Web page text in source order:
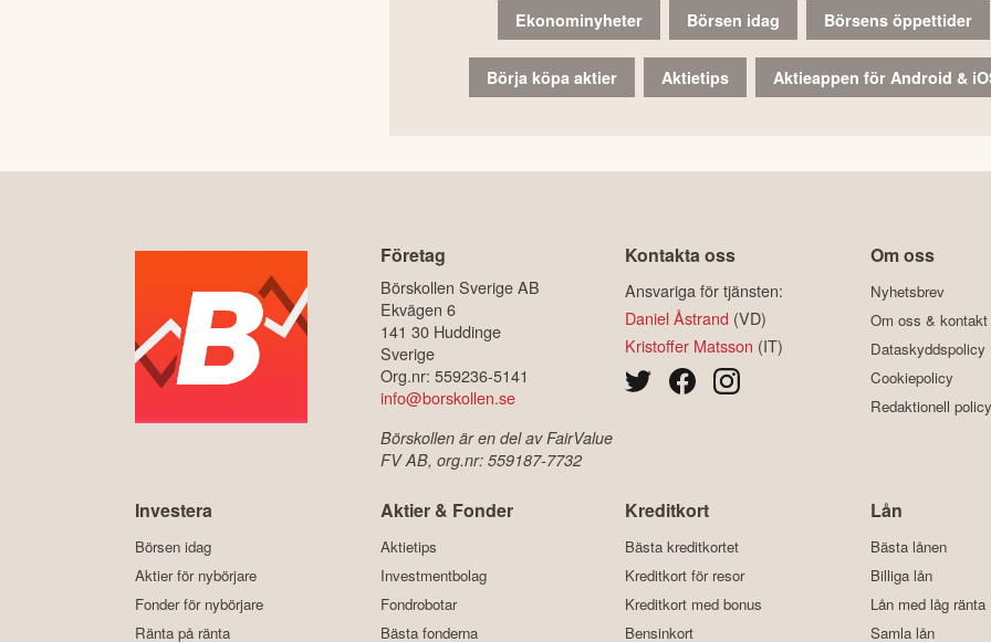
Ekonominyheter Börsen idag Börsens öppettider
Börja köpa aktier Aktietips Aktieappen för Android &
Företag
Börskollen Sverige AB
Ekvägen 6
141 30 Huddinge
Sverige
Org.nr: 559236-5141
info@borskollen.se
Börskollen är en del av FairValue
FV AB, org.nr: 559187-7732
Kontakta oss
Ansvariga för tjänsten:
Daniel Åstrand (VD)
Kristoffer Matsson (IT)
Om oss
Nyhetsbrev
Om oss & kontakt
Dataskyddspolicy
Cookiepolicy
Redaktionell policy
Investera
Börsen idag
Aktier för nybörjare
Fonder för nybörjare
Ränta på ränta
Aktier & Fonder
Aktietips
Investmentbolag
Fondrobotar
Bästa fonderna
Kreditkort
Bästa kreditkortet
Kreditkort för resor
Kreditkort med bonus
Bensinkort
Lån
Bästa lånen
Billiga lån
Lån med låg ränta
Samla lån